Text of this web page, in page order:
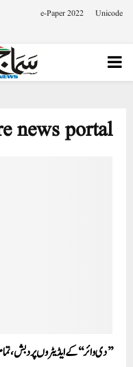
Unicode
e-Paper 2022
PRIMARY
news portal
’’دی وائر‘‘ کے ایڈیٹروں پر